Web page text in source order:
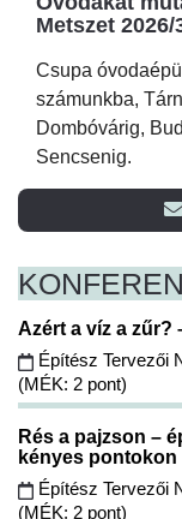
Metszet
Csupa
számunkba,
Dombóvárig,
Sencsenig.
Azért a víz a zűr?
Építész Tervezői
(MÉK: 2 pont)
Rés a pajzson –
kényes pontokon
Építész Tervezői
(MÉK: 2 pont)